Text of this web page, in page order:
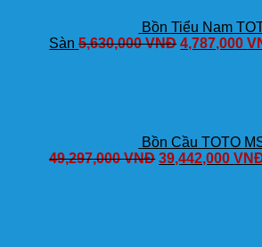
Bồn Tiểu Nam
Sàn 5,630,000VNĐ 4,787,000
Bồn Cầu TOTO
49,297,000VNĐ 39,442,000